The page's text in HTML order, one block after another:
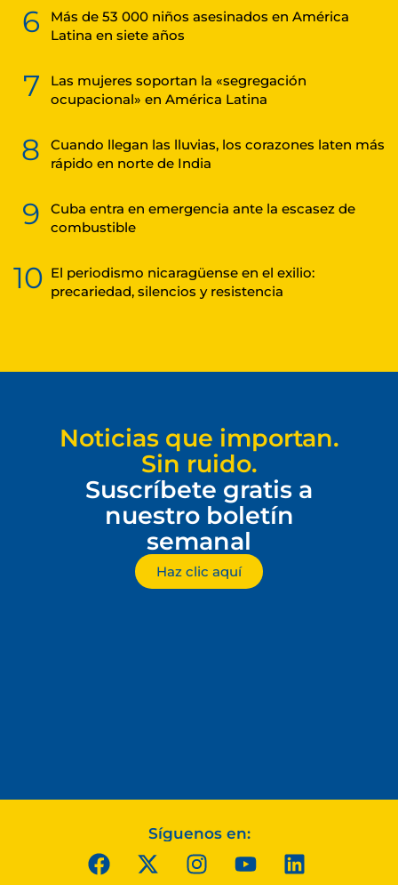
6
Más de 53 000 niños asesinados en América
Latina en siete años
7
Las mujeres soportan la «segregación
ocupacional» en América Latina
8
Cuando llegan las lluvias, los corazones laten más
rápido en norte de India
9
Cuba entra en emergencia ante la escasez de
combustible
10 El periodismo nicaragüense en el exilio:
precariedad, silencios y resistencia
Noticias que importan.
Sin ruido.
Suscríbete gratis a
nuestro boletín
semanal
Haz clic aquí
Síguenos en: